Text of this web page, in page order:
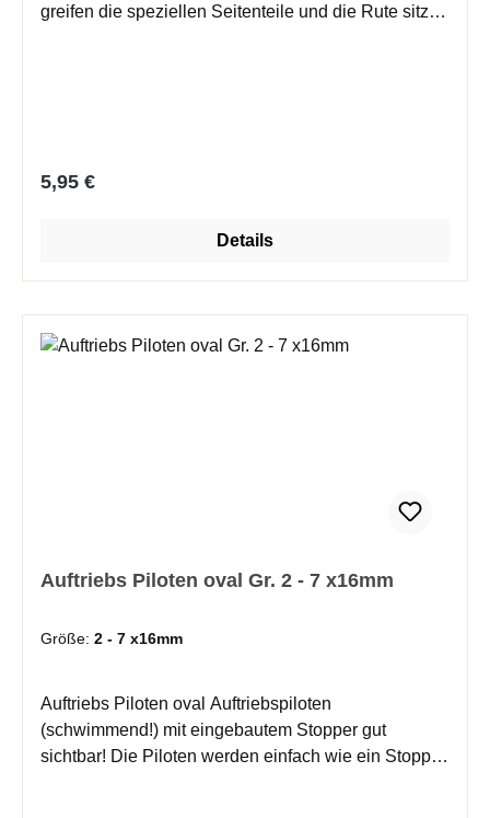
greifen die speziellen Seitenteile und die Rute sitzt
Regulärer Preis:
5,95 €
Details
Auftriebs Piloten oval Gr. 2 - 7 x16mm
Größe: 2 - 7 x16mm
Auftriebs Piloten oval Auftriebspiloten
(schwimmend!) mit eingebautem Stopper gut
sichtbar! Die Piloten werden einfach wie ein Stopper